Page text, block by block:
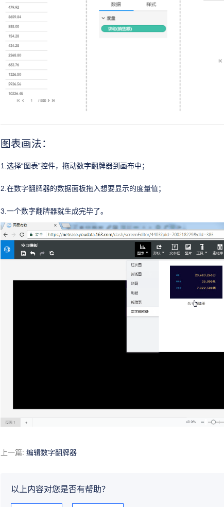
图表画法：
1.选择“图表”控件，拖动数字翻牌器到画布中；
2.在数字翻牌器的数据面板拖入想要显示的度量值；
3.一个数字翻牌器就生成完毕了。
上一篇: 编辑数字翻牌器
以上内容对您是否有帮助？